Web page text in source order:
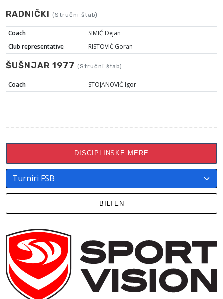
RADNIČKI (Stručni štab)
Coach
SIMIĆ Dejan
Club representative
RISTOVIĆ Goran
ŠUŠNJAR 1977 (Stručni štab)
Coach STOJANOVIĆ Igor
DISCIPLINSKE MERE
BILTEN